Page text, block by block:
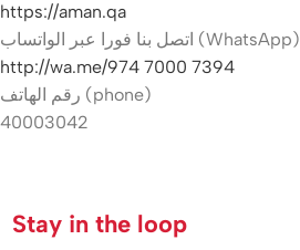
https://aman.qa
اتصل بنا فورا عبر الواتساب (WhatsApp)
http://wa.me/974 7000 7394
رقم الهاتف (phone)
40003042
Stay in the loop